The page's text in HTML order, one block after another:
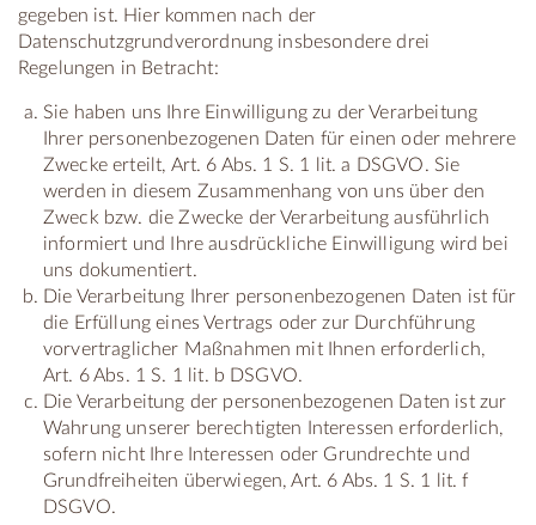
gegeben ist. Hier kommen nach der
Datenschutzgrundverordnung insbesondere drei
Regelungen in Betracht:
Sie haben uns Ihre Einwilligung zu der Verarbeitung
Ihrer personenbezogenen Daten für einen oder mehrere
Zwecke erteilt, Art. 6 Abs. 1 S. 1 lit. a DSGVO. Sie
werden in diesem Zusammenhang von uns über den
Zweck bzw. die Zwecke der Verarbeitung ausführlich
informiert und Ihre ausdrückliche Einwilligung wird bei
uns dokumentiert.
Die Verarbeitung Ihrer personenbezogenen Daten ist für
die Erfüllung eines Vertrags oder zur Durchführung
vorvertraglicher Maßnahmen mit Ihnen erforderlich,
Art. 6 Abs. 1 S. 1 lit. b DSGVO.
Die Verarbeitung der personenbezogenen Daten ist zur
Wahrung unserer berechtigten Interessen erforderlich,
sofern nicht Ihre Interessen oder Grundrechte und
Grundfreiheiten überwiegen, Art. 6 Abs. 1 S. 1 lit. f
DSGVO.